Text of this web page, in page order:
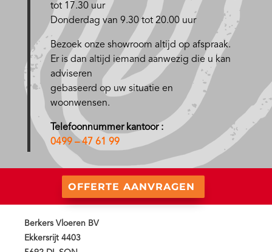
tot 17.30 uur
Donderdag van 9.30 tot 20.00 uur
Bezoek onze showroom altijd op afspraak.
Er is dan altijd iemand aanwezig die u kan
adviseren
gebaseerd op uw situatie en
woonwensen.
Telefoonnummer kantoor :
0499 – 47 61 99
OFFERTE AANVRAGEN
Berkers Vloeren BV
Ekkersrijt 4403